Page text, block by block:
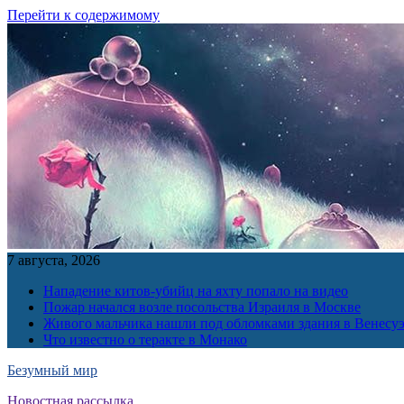
Перейти к содержимому
7 августа, 2026
Нападение китов-убийц на яхту попало на видео
Пожар начался возле посольства Израиля в Москве
Живого мальчика нашли под обломками здания в
Что известно о теракте в Монако
Безумный мир
Новостная рассылка